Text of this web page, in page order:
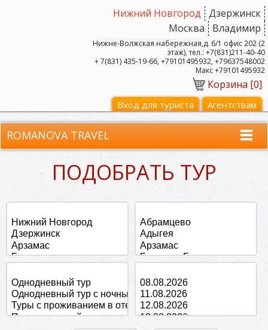
Дзержинск
Нижний Новгород
Владимир
Москва
Нижне-Волжская набережная,д. 6/1 офис 202 (2
этаж), тел.: +7(831)211-40-40
+ 7(831) 435-19-66, +79101495932, +79637548002
Макс +79101495932
Корзина [0]
Вход для туриста Агентствам
ROMANOVA TRAVEL
ПОДОБРАТЬ ТУР